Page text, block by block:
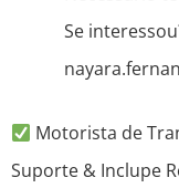
Se
Motorista de
Suporte & Inclupe